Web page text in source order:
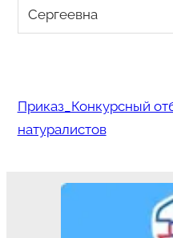
Сергеевна
Приказ_Конкурсный
натуралистов